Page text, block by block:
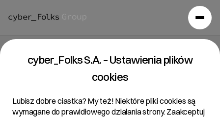
Raport bieżący 24/2018
cyber_Folks S.A. – Ustawienia plików
cookies
Lubisz dobre ciastka? My też! Niektóre pliki cookies są
wymagane do prawidłowego działania strony. Zaakceptuj